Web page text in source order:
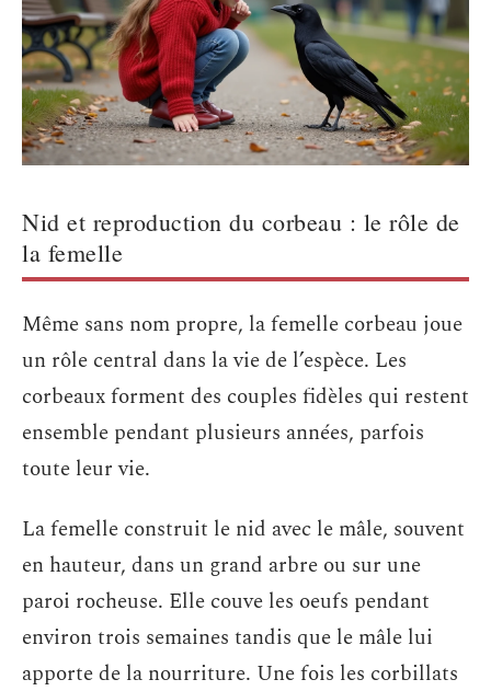
Nid et reproduction du corbeau : le rôle de
la femelle
Même sans nom propre, la femelle corbeau joue
un rôle central dans la vie de l’espèce. Les
corbeaux forment des couples fidèles qui restent
ensemble pendant plusieurs années, parfois
toute leur vie.
La femelle construit le nid avec le mâle, souvent
en hauteur, dans un grand arbre ou sur une
paroi rocheuse. Elle couve les oeufs pendant
environ trois semaines tandis que le mâle lui
apporte de la nourriture. Une fois les corbillats